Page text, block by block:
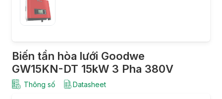
Biến tần hòa lưới Goodwe
GW15KN-DT 15kW 3 Pha 380V
Thông số Datasheet